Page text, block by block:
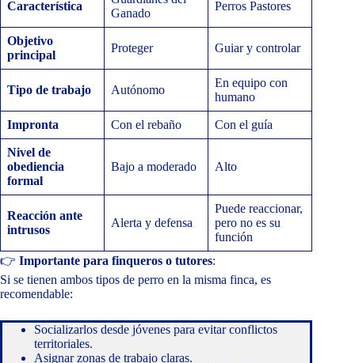
Característica
Ganado
Perros Pastores
Objetivo
principal
Proteger Guiar y controlar
Tipo de trabajo Autónomo
En equipo con
humano
Impronta Con el rebaño Con el guía
Nivel de
obediencia
formal
Bajo a moderado Alto
Reacción ante
intrusos
Alerta y defensa
Puede reaccionar,
pero no es su
función
👉 Importante para finqueros o tutores:
Si se tienen ambos tipos de perro en la misma finca, es
recomendable:
Socializarlos desde jóvenes para evitar conflictos
territoriales.
Asignar zonas de trabajo claras.